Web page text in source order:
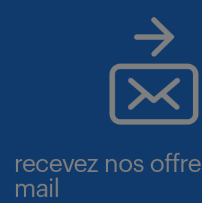
recevez nos
mail